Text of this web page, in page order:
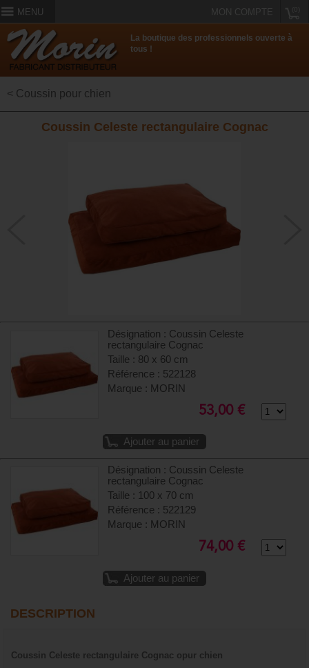
MENU MON COMPTE
La boutique des professionnels ouverte à
tous !
< Coussin pour chien
Coussin Celeste rectangulaire Cognac
Désignation : Coussin Celeste
rectangulaire Cognac
Taille : 80 x 60 cm
Référence : 522128
Marque : MORIN
53,00 €
Ajouter au panier
Désignation : Coussin Celeste
rectangulaire Cognac
Taille : 100 x 70 cm
Référence : 522129
Marque : MORIN
74,00 €
Ajouter au panier
DESCRIPTION
Coussin Celeste rectangulaire Cognac opur chien